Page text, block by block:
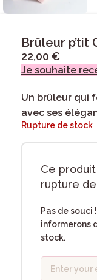
Brûleur p’tit
22,00 €
Je souhaite
Un brûleur qui
avec ses
Rupture de stock
Ce
rupture
Pas de souci
informerons
stock.